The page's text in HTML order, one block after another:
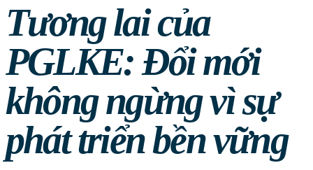
Tương lai của
PGLKE: Đổi mới
không ngừng vì sự
phát triển bền vững